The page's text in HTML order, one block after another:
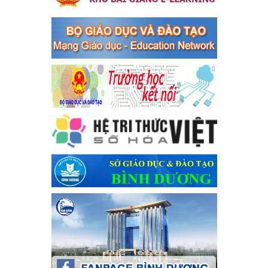
Kế hoạch Tổ chức Hội trại truyền thống học sinh thị xã Bến
Cát Lần thứ VIII, năm học 2023-2024
Kế hoạch Tổ chức Hội trại truyền thống học sinh thị xã Bến Cát
Lần thứ VIII, năm học 2023-2024
Ngày ban hành: 28/12/2023
Phối hợp rà soát nhu cầu tiêm vắc xin phòng Covid 19
Phối hợp rà soát nhu cầu tiêm vắc xin phòng Covid 19
Ngày ban hành: 22/11/2023
Phát động, triển khai Cuộc thi " An toàn giao thông cho nụ
cười ngày mai" dành cho học sinh và giáo viên trung học
năm học 2023-2024
Phát động, triển khai Cuộc thi " An toàn giao thông cho nụ cười
ngày mai" dành cho học sinh và giáo viên trung học năm học
Ngày ban hành: 22/11/2023
Nhắc nhỡ thực hiện thanh toán không dùng tiền mặt các
khoản thu trong nhà trường năm học 2023-2024 và các năm